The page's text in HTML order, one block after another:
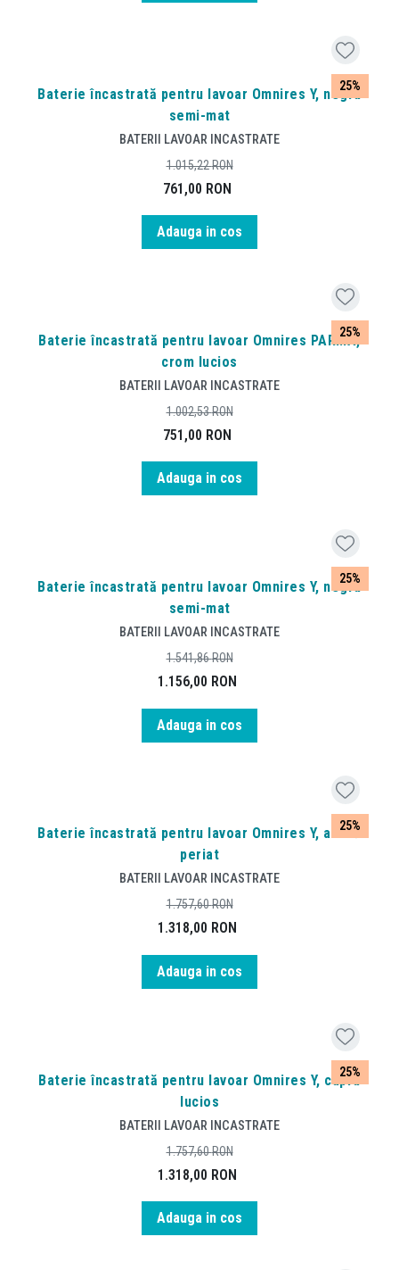
25%
Baterie încastrată pentru lavoar Omnires Y, negru
semi-mat
BATERII LAVOAR INCASTRATE
761,00 RON
1.015,22RON
Adauga in cos
25%
Baterie încastrată pentru lavoar Omnires PARMA,
crom lucios
BATERII LAVOAR INCASTRATE
751,00 RON
1.002,53RON
Adauga in cos
25%
Baterie încastrată pentru lavoar Omnires Y, negru
semi-mat
BATERII LAVOAR INCASTRATE
1.156,00 RON
1.541,86RON
Adauga in cos
25%
Baterie încastrată pentru lavoar Omnires Y, alamă
periat
BATERII LAVOAR INCASTRATE
1.318,00 RON
1.757,60RON
Adauga in cos
25%
Baterie încastrată pentru lavoar Omnires Y, cupru
lucios
BATERII LAVOAR INCASTRATE
1.318,00 RON
1.757,60RON
Adauga in cos